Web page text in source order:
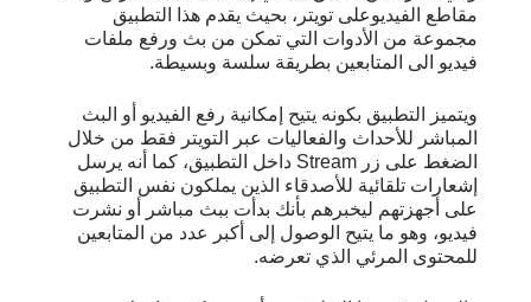
مقاطع الفيديوعلى تويتر، بحيث يقدم هذا التطبيق
مجموعة من الأدوات التي تمكن من بث ورفع ملفات
فيديو الى المتابعين بطريقة سلسة وبسيطة.
ويتميز التطبيق بكونه يتيح إمكانية رفع الفيديو أو البث
المباشر للأحداث والفعاليات عبر التويتر فقط من خلال
الضغط على زر Stream داخل التطبيق، كما أنه يرسل
إشعارات تلقائية للأصدقاء الذين يملكون نفس التطبيق
على أجهزتهم ليخبرهم بأنك بدأت ببث مباشر أو نشرت
فيديو، وهو ما يتيح الوصول إلى أكبر عدد من المتابعين
للمحتوى المرئي الذي تعرضه.